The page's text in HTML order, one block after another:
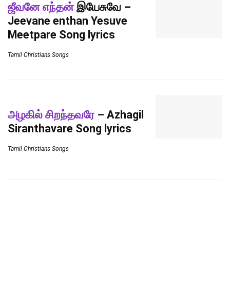
ஜீவனே எந்தன்இயேசுவே –
Jeevane enthan Yesuve
Meetpare Song lyrics
Tamil Christians Songs
அழகில் சிறந்தவரே– Azhagil
Siranthavare Song lyrics
Tamil Christians Songs